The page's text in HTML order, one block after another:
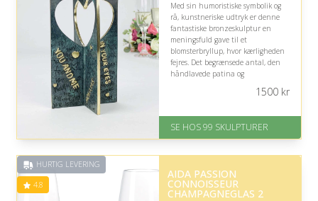
Med sin humoristiske symbolik og
rå, kunstneriske udtryk er denne
fantastiske bronzeskulptur en
meningsfuld gave til et
blomsterbryllup, hvor kærligheden
fejres. Det begrænsede antal, den
håndlavede patina og
personligt, varigt minde om parrets
På lager
Levering: 1-2 dage
Gratis fragt
på 4.6 ud af 5
1500kr
SE HOS 99 SKULPTURER
HURTIG LEVERING
4.8
AIDA PASSION
CONNOISSEUR
CHAMPAGNEGLAS 2